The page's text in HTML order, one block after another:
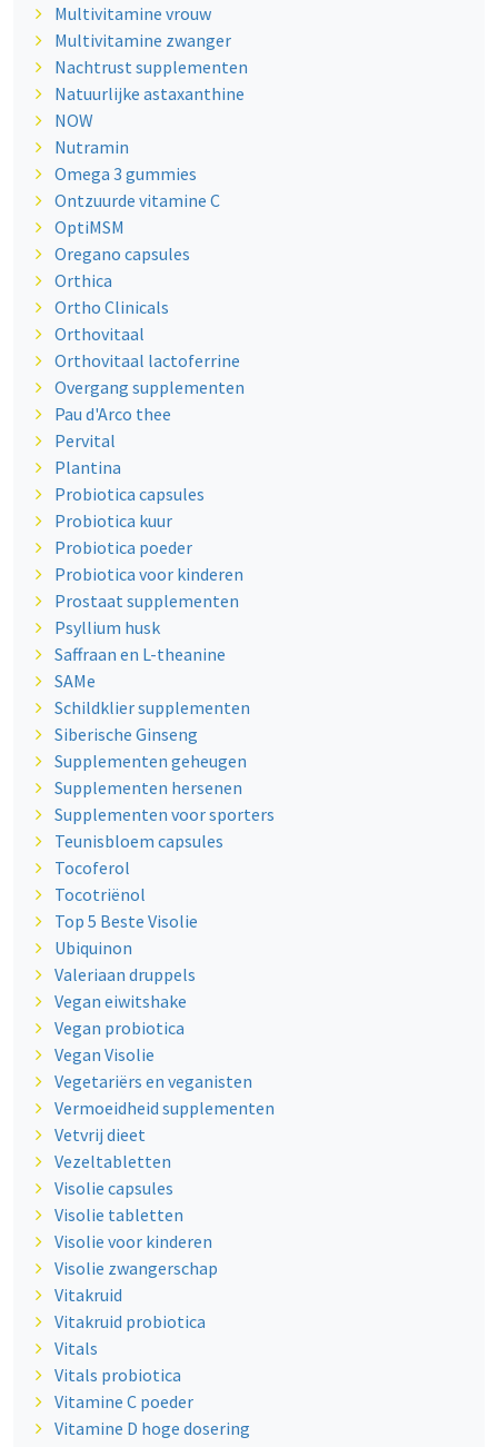
Multivitamine vrouw
Multivitamine zwanger
Nachtrust supplementen
Natuurlijke astaxanthine
NOW
Nutramin
Omega 3 gummies
Ontzuurde vitamine C
OptiMSM
Oregano capsules
Orthica
Ortho Clinicals
Orthovitaal
Orthovitaal lactoferrine
Overgang supplementen
Pau d'Arco thee
Pervital
Plantina
Probiotica capsules
Probiotica kuur
Probiotica poeder
Probiotica voor kinderen
Prostaat supplementen
Psyllium husk
Saffraan en L-theanine
SAMe
Schildklier supplementen
Siberische Ginseng
Supplementen geheugen
Supplementen hersenen
Supplementen voor sporters
Teunisbloem capsules
Tocoferol
Tocotriënol
Top 5 Beste Visolie
Ubiquinon
Valeriaan druppels
Vegan eiwitshake
Vegan probiotica
Vegan Visolie
Vegetariërs en veganisten
Vermoeidheid supplementen
Vetvrij dieet
Vezeltabletten
Visolie capsules
Visolie tabletten
Visolie voor kinderen
Visolie zwangerschap
Vitakruid
Vitakruid probiotica
Vitals
Vitals probiotica
Vitamine C poeder
Vitamine D hoge dosering